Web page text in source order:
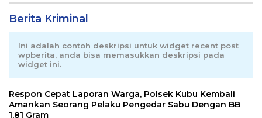
Berita Kriminal
Ini adalah contoh deskripsi untuk widget recent post
wpberita, anda bisa memasukkan deskripsi pada
widget ini.
Respon Cepat Laporan Warga, Polsek Kubu Kembali
Amankan Seorang Pelaku Pengedar Sabu Dengan BB
1,81 Gram